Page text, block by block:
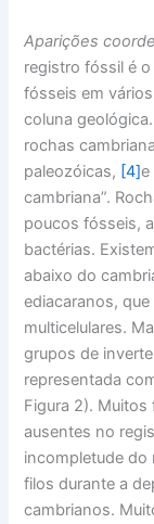
Aparições
registro fóssil é
fósseis em
coluna
rochas
paleozóicas, [4]e
cambriana”.
poucos fósseis,
bactérias.
abaixo do
ediacaranos,
multicelulares.
grupos de
representada
Figura 2).
ausentes no
incompletude do
filos durante a
cambrianos.